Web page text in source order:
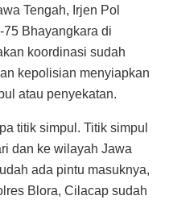
Tengah, Irjen Pol
Bhayangkara di
koordinasi sudah
kepolisian menyiapkan
atau penyekatan.
titik simpul. Titik simpul
dan ke wilayah Jawa
ada pintu masuknya,
Blora, Cilacap sudah